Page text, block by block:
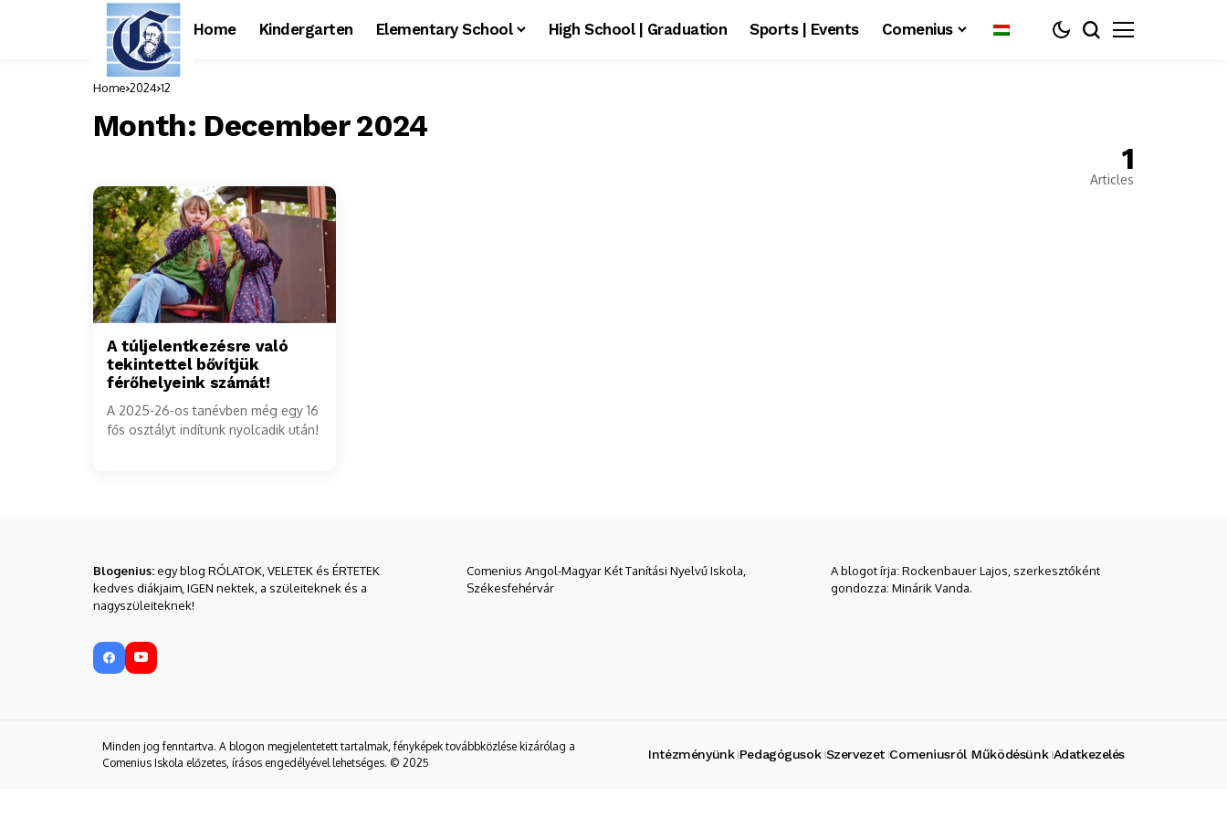
Home Kindergarten Elementary School High School | Graduation Sports | Events Comenius
Home 2024 12
Month: December 2024
1
Articles
A túljelentkezésre való
tekintettel bővítjük
férőhelyeink számát!
A 2025-26-os tanévben még egy 16
fős osztályt indítunk nyolcadik után!
Blogenius:egy blog RÓLATOK, VELETEK és ÉRTETEK
kedves diákjaim, IGEN nektek, a szüleiteknek és a
nagyszüleiteknek!
Comenius Angol-Magyar Két Tanítási Nyelvű Iskola,
Székesfehérvár
A blogot írja: Rockenbauer Lajos, szerkesztőként
gondozza: Minárik Vanda.
Minden jog fenntartva. A blogon megjelentetett tartalmak, fényképek továbbközlése kizárólag a
Comenius Iskola előzetes, írásos engedélyével lehetséges. © 2025
Intézményünk Pedagógusok Szervezet Comeniusról Működésünk Adatkezelés